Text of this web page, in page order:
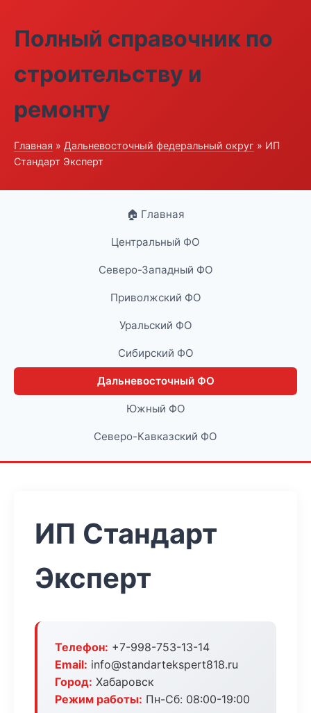
Полный справочник по
строительству и
ремонту
Главная » Дальневосточный федеральный округ » ИП
Стандарт Эксперт
🏠 Главная
Центральный ФО
Северо-Западный ФО
Приволжский ФО
Уральский ФО
Сибирский ФО
Дальневосточный ФО
Южный ФО
Северо-Кавказский ФО
ИП Стандарт
Эксперт
Телефон: +7-998-753-13-14
Email: info@standartekspert818.ru
Город: Хабаровск
Режим работы: Пн-Сб: 08:00-19:00